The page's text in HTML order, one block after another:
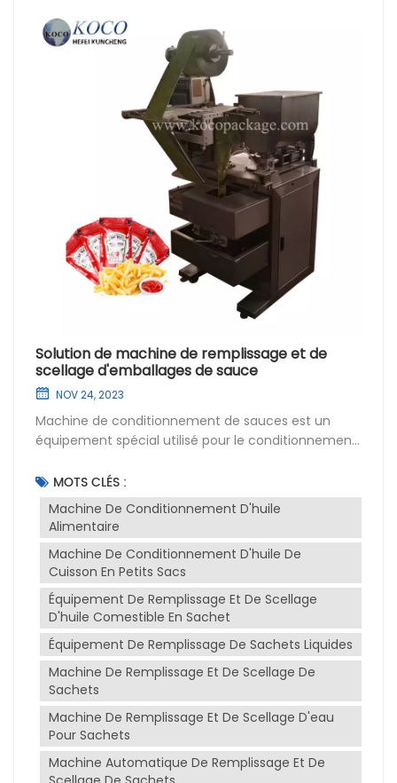
Solution de machine de remplissage et de
scellage d'emballages de sauce
NOV 24, 2023
Machine de conditionnement de sauces est un
équipement spécial utilisé pour le conditionnement
Il est efficace, précis et hygiénique, ce qui peut
améliorer l’efficacité de l’emballage et garantir la
qualité du produit et les normes d’hygiène.Le
machine de remplissage et de scellage
d'emballages de sauce peut automatiquement
compléter les opérations de mesure, de
remplissage, de scellage et d'étiquetage des
sauces, réduisant ainsi les opérations manuelles et
améliorant l'efficacité de la production. Grâce au
système de dosage avancé, la machine de
conditionnement de sauce peut contrôler avec
précision le poids ou le volume de chaque paquet
de sauce, garantissant ainsi la cohérence et la
précision du produit. Cette machine convient à
diverses formes d'emballage, telles que des
bouteilles, des sacs, des canettes, etc. La forme
MOTS CLÉS :
Machine De Conditionnement D'huile
Alimentaire
Machine De Conditionnement D'huile De
Cuisson En Petits Sacs
Équipement De Remplissage Et De Scellage
D'huile Comestible En Sachet
Équipement De Remplissage De Sachets Liquides
Machine De Remplissage Et De Scellage De
Sachets
Machine De Remplissage Et De Scellage D'eau
Pour Sachets
Machine Automatique De Remplissage Et De